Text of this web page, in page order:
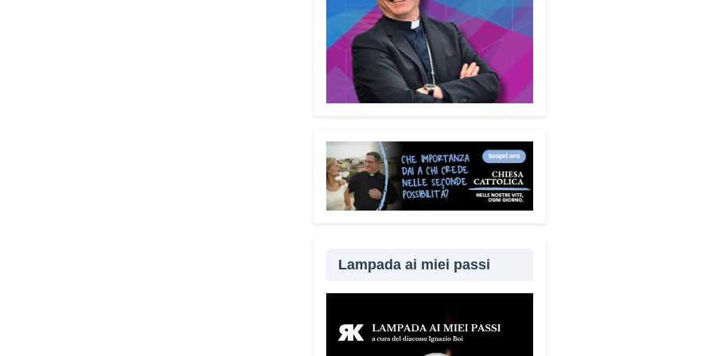
Vademecum è disponibile
gratuitamente. Perché questa
scelta?Perché difendersi dalle
truffe significa difendere la dignità
delle persone. Ho voluto che questo
strumento fosse accessibile a tutti,
da raggiungere il maggior numero
possibile di cittadini. È anche un
modo per dire a chi è stato vittima di
una truffa che non è solo.
Quanto è
essere tenuta in casa e condivisa
con i propri familiari. La prevenzione
la vicinanza: sapere che c’è
qualcuno pronto ad aiutare fa
Lampada ai miei passi